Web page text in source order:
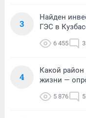
3
Найден
ГЭС в
6 455
4
Какой
жизни —
5 876 5